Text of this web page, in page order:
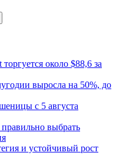
около $88,6 за
выросла на 50%, до
с 5 августа
выбрать
и устойчивый рост